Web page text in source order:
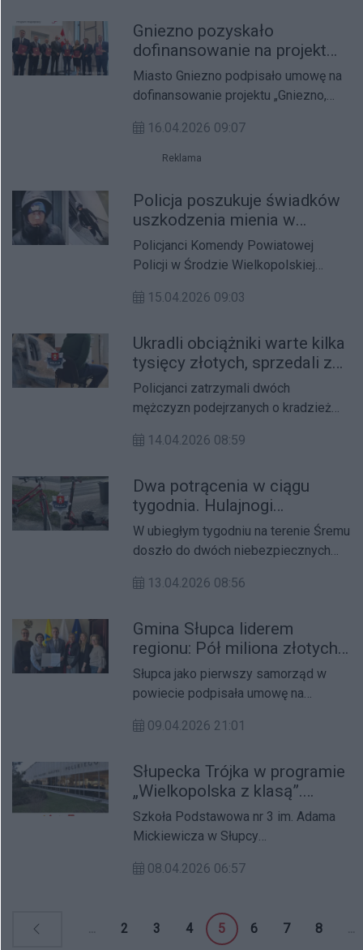
Gniezno pozyskało
dofinansowanie na projekt
„Gniezno, klimatycznie!".
Miasto zainwestuje
dziesiątki milionów złotych
bez obciążania budżetu
Miasto Gniezno podpisało umowę na
dofinansowanie projektu „Gniezno,
przygotowane na zmiany klimatu,
bezpieczne, zielone, dostępne, dla
16.04.2026 09:07
Reklama
Policja poszukuje świadków
uszkodzenia mienia w
Środzie Wielkopolskiej.
Rozpoznajesz tę osobę?
Policjanci Komendy Powiatowej
Policji w Środzie Wielkopolskiej
uszkodzenia mienia, do którego
15.04.2026 09:03
Ukradli obciążniki warte kilka
tysięcy złotych, sprzedali za
300. Recydywiści zatrzymani
Policjanci zatrzymali dwóch
mężczyzn podejrzanych o kradzież
posesji rolnika.
14.04.2026 08:59
Dwa potrącenia w ciągu
tygodnia. Hulajnogi
elektryczne przyczyną
groźnych wypadków w
W ubiegłym tygodniu na terenie Śremu
doszło do dwóch niebezpiecznych
hulajnóg elektrycznych. W obu
poważne obrażenia ciała.
13.04.2026 08:56
Gmina Słupca liderem
regionu: Pół miliona złotych
na program „Bezpieczna
Rodzina”
Słupca jako pierwszy samorząd w
powiecie podpisała umowę na
społecznych. Dzięki pozyskaniu
unijnych, w mieście powstanie
Centrum Wsparcia Rodziny, oferujące
kompleksową pomoc osobom w
trudnej sytuacji życiowej.
09.04.2026 21:01
Słupecka Trójka w programie
„Wielkopolska z klasą”.
Uczniowie wyruszą na Szlak
Piastowski
Szkoła Podstawowa nr 3 im. Adama
Mickiewicza w Słupcy
projekcie edukacyjnym „Wielkopolska
uczniom na bezpośrednie poznanie
dziedzictwa historycznego i
08.04.2026 06:57
... 2 3 4 5 6 7 8 ...